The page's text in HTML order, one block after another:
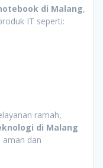
di Malang,
IT seperti:
ramah,
di Malang
aman dan